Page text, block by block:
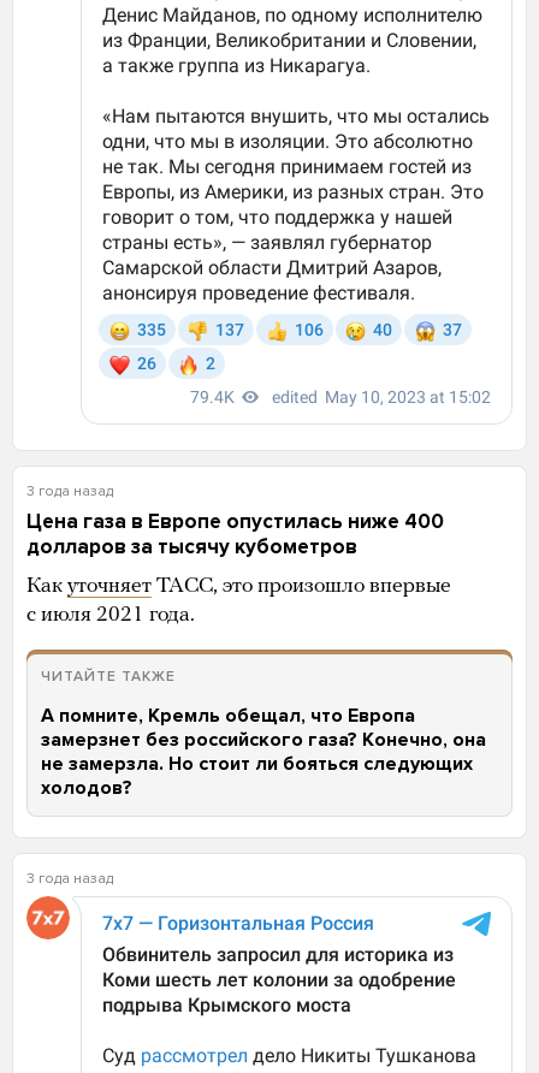
3 года назад
Цена газа в Европе опустилась ниже 400
долларов за тысячу кубометров
Как уточняет ТАСС, это произошло впервые
с июля 2021 года.
ЧИТАЙТЕ ТАКЖЕ
А помните, Кремль обещал, что Европа
замерзнет без российского газа? Конечно, она
не замерзла. Но стоит ли бояться следующих
холодов?
3 года назад